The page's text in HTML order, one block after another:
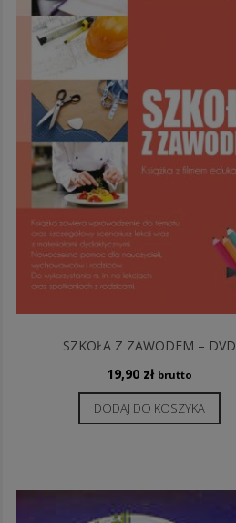
SZKOŁA Z ZAWODEM – DVD
19,90 zł brutto
DODAJ DO KOSZYKA